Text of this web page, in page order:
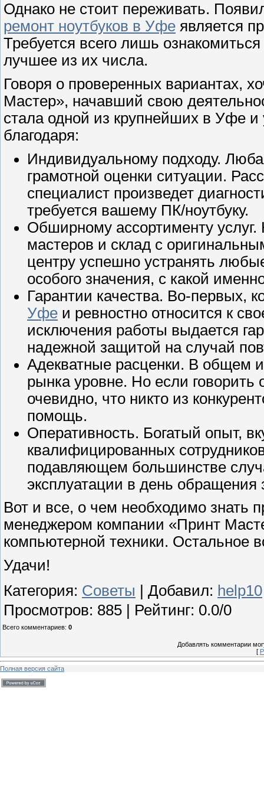
Однако не стоит переживать.
ремонт ноутбуков в Уфе является
Требуется всего лишь
лучшее из их числа.
Говоря о проверенных вариантах,
Мастер», начавший свою
стала одной из крупнейших в Уфе и
благодаря:
Индивидуальному подходу.
грамотной оценки ситуации.
специалист произведет
требуется вашему ПК/ноутбуку.
Обширному ассортименту
мастеров и склад с
центру успешно устранять
особого значения, с какой
Гарантии качества. Во-первых,
Уфе и ревностно относится к
исключения работы выдается
надежной защитой на случай
Адекватные расценки. В общем
рынка уровне. Но если говорить
очевидно, что никто из
помощь.
Оперативность. Богатый опыт,
квалифицированных
подавляющем большинстве
эксплуатации в день
Вот и все, о чем необходимо знать
менеджером компании «Принт
компьютерной техники. Остальное
Удачи!
Категория: Советы Добавил: help10
Просмотров: 885 Рейтинг: 0.0/0
Всего комментариев: 0
Добавлять комментарии
[
Полная версия сайта